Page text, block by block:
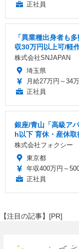
正社員
「異業種出身者も
収30万円以上可/軽
株式会社SNJAPAN
埼玉県
月給27万円～34
正社員
銀座/青山「高級ア
h以下 育休・産休取
株式会社フォクシー
東京都
年収400万円～
正社員
【注目の記事】[PR]